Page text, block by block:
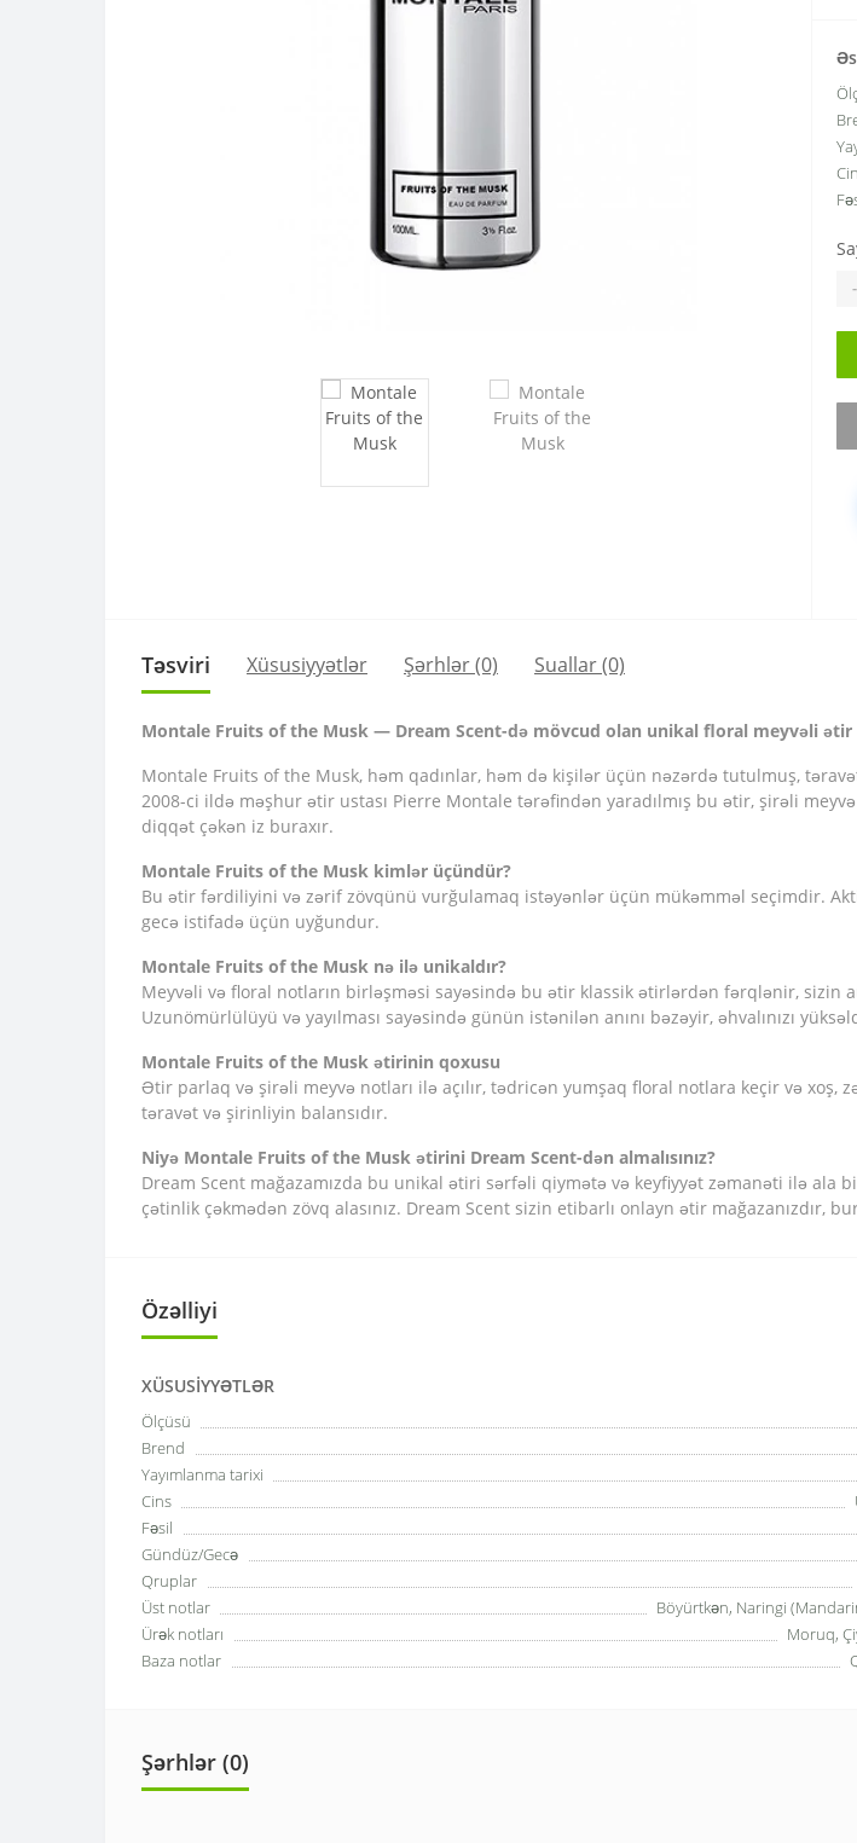
-
Təsviri Xüsusiyyətlər Şərhlər (0) Suallar(0)
Montale Fruits of the Musk — Dream Scent-də mövcud olan unikal floral meyvəli ətir
Montale Fruits of the Musk, həm qadınlar, həm də kişilər üçün nəzərdə tutulmuş,
2008-ci ildə məşhur ətir ustası Pierre Montale tərəfindən yaradılmış bu ətir, şirəli
diqqət çəkən iz buraxır.
Montale Fruits of the Musk kimlər üçündür?
Bu ətir fərdiliyini və zərif zövqünü vurğulamaq istəyənlər üçün mükəmməl seçimdir.
gecə istifadə üçün uyğundur.
Montale Fruits of the Musk nə ilə unikaldır?
Meyvəli və floral notların birləşməsi sayəsində bu ətir klassik ətirlərdən fərqlənir,
Uzunömürlülüyü və yayılması sayəsində günün istənilən anını bəzəyir, əhvalınızı
Montale Fruits of the Musk ətirinin qoxusu
Ətir parlaq və şirəli meyvə notları ilə açılır, tədricən yumşaq floral notlara keçir və xoş,
təravət və şirinliyin balansıdır.
Niyə Montale Fruits of the Musk ətirini Dream Scent-dən almalısınız?
Dream Scent mağazamızda bu unikal ətiri sərfəli qiymətə və keyfiyyət zəmanəti ilə
çətinlik çəkmədən zövq alasınız. Dream Scent sizin etibarlı onlayn ətir
Özəlliyi
XÜSUSIYYƏTLƏR
Ölçüsü
Brend
Yayımlanma tarixi
Cins
Fəsil
Gündüz/Gecə
Qruplar
Üst notlar
Böyürtkən, Naringi
Ürək notları
Moruq,
Baza notlar
Şərhlər (0)